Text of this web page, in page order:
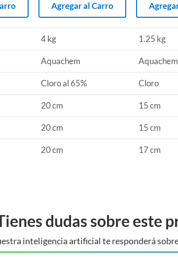
Agregar al Carro
4 kg 1.25 kg
Aquachem Aquachem
Cloro al 65% Cloro
20 cm 15 cm
20 cm 15 cm
20 cm 17 cm
dudas sobre este
inteligencia artificial te responderá